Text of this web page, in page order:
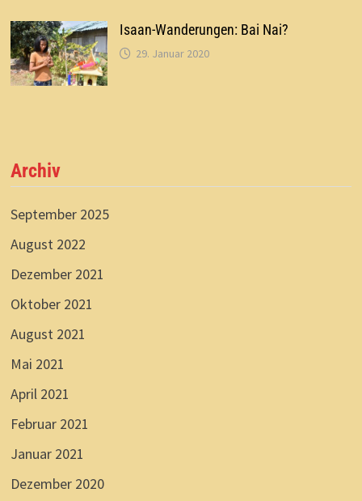
Isaan-Wanderungen: Bai Nai?
29. Januar 2020
Archiv
September 2025
August 2022
Dezember 2021
Oktober 2021
August 2021
Mai 2021
April 2021
Februar 2021
Januar 2021
Dezember 2020